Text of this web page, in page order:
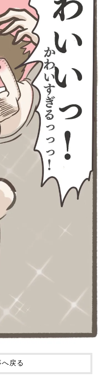
戻る